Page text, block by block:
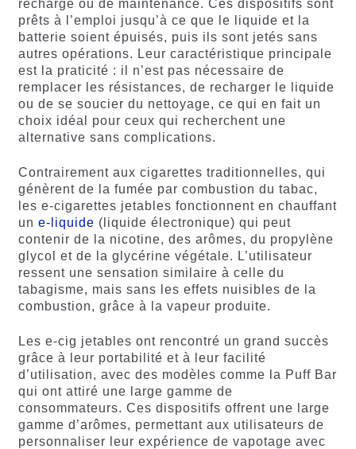
recharge ou de maintenance. Ces dispositifs sont
prêts à l’emploi jusqu’à ce que le liquide et la
batterie soient épuisés, puis ils sont jetés sans
autres opérations. Leur caractéristique principale
est la praticité : il n’est pas nécessaire de
remplacer les résistances, de recharger le liquide
ou de se soucier du nettoyage, ce qui en fait un
choix idéal pour ceux qui recherchent une
alternative sans complications.
Contrairement aux cigarettes traditionnelles, qui
génèrent de la fumée par combustion du tabac,
les e-cigarettes jetables fonctionnent en chauffant
un e-liquide (liquide électronique) qui peut
contenir de la nicotine, des arômes, du propylène
glycol et de la glycérine végétale. L’utilisateur
ressent une sensation similaire à celle du
tabagisme, mais sans les effets nuisibles de la
combustion, grâce à la vapeur produite.
Les e-cig jetables ont rencontré un grand succès
grâce à leur portabilité et à leur facilité
d’utilisation, avec des modèles comme la Puff Bar
qui ont attiré une large gamme de
consommateurs. Ces dispositifs offrent une large
gamme d’arômes, permettant aux utilisateurs de
personnaliser leur expérience de vapotage avec